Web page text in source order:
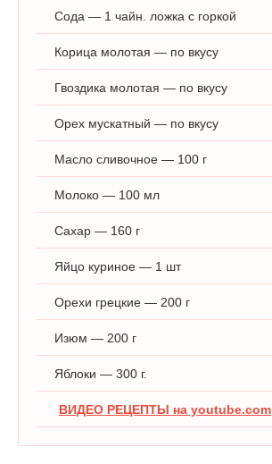
Сода — 1 чайн. ложка с горкой
Корица молотая — по вкусу
Гвоздика молотая — по вкусу
Орех мускатный — по вкусу
Масло сливочное — 100 г
Молоко — 100 мл
Сахар — 160 г
Яйцо куриное — 1 шт
Орехи грецкие — 200 г
Изюм — 200 г
Яблоки — 300 г.
ВИДЕО РЕЦЕПТЫ на youtube.com